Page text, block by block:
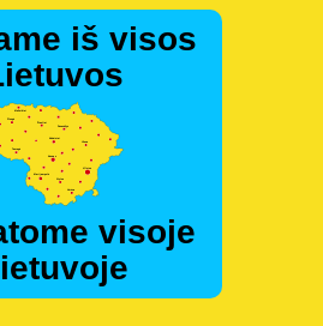
iš visos
visoje